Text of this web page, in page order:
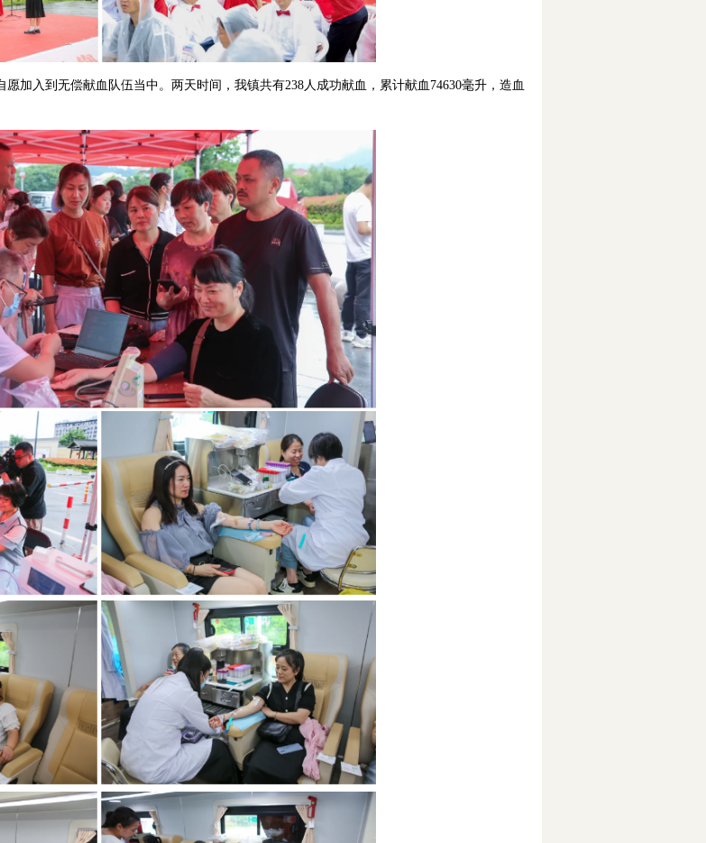
加入到无偿献血队伍当中。两天时间，我镇共有238人成功献血，累计献血74630毫升，造血